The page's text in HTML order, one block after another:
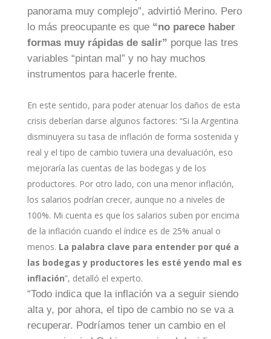
panorama muy complejo”, advirtió Merino. Pero
lo más preocupante es que “no parece haber
formas muy rápidas de salir” porque las tres
variables “pintan mal” y no hay muchos
instrumentos para hacerle frente.
En este sentido, para poder atenuar los daños de esta
crisis deberían darse algunos factores: “Si la Argentina
disminuyera su tasa de inflación de forma sostenida y
real y el tipo de cambio tuviera una devaluación, eso
mejoraría las cuentas de las bodegas y de los
productores. Por otro lado, con una menor inflación,
los salarios podrían crecer, aunque no a niveles de
100%. Mi cuenta es que los salarios suben por encima
de la inflación cuando el índice es de 25% anual o
menos. La palabra clave para entender por qué a
las bodegas y productores les esté yendo mal es
inflación”, detalló el experto.
“Todo indica que la inflación va a seguir siendo
alta y, por ahora, el tipo de cambio no se va a
recuperar. Podríamos tener un cambio en el